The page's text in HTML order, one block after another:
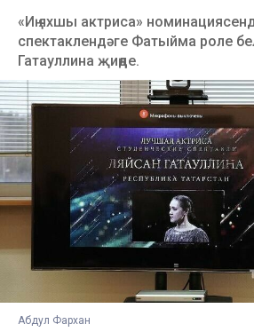
«Иң яхшы актриса»
спектаклендәге Фатыйма роле
Гатауллина җиңде.
Абдул Фархан